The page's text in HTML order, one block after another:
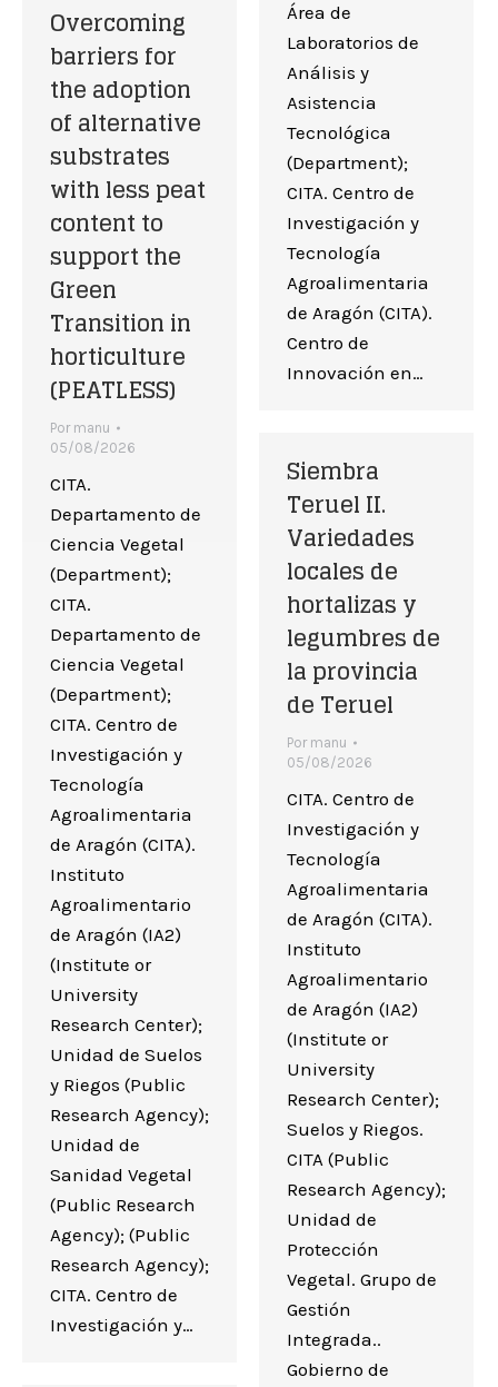
Área de
Laboratorios de
Análisis y
Asistencia
Tecnológica
(Department);
CITA. Centro de
Investigación y
Tecnología
Agroalimentaria
de Aragón (CITA).
Centro de
Innovación en…
Overcoming
barriers for
the adoption
of alternative
substrates
with less peat
content to
support the
Green
Transition in
horticulture
(PEATLESS)
Por manu
05/08/2026
CITA.
Departamento de
Ciencia Vegetal
(Department);
CITA.
Departamento de
Ciencia Vegetal
(Department);
CITA. Centro de
Investigación y
Tecnología
Agroalimentaria
de Aragón (CITA).
Instituto
Agroalimentario
de Aragón (IA2)
(Institute or
University
Research Center);
Unidad de Suelos
y Riegos (Public
Research Agency);
Unidad de
Sanidad Vegetal
(Public Research
Agency); (Public
Research Agency);
CITA. Centro de
Investigación y…
Siembra
Teruel II.
Variedades
locales de
hortalizas y
legumbres de
la provincia
de Teruel
Por manu
05/08/2026
CITA. Centro de
Investigación y
Tecnología
Agroalimentaria
de Aragón (CITA).
Instituto
Agroalimentario
de Aragón (IA2)
(Institute or
University
Research Center);
Suelos y Riegos.
CITA (Public
Research Agency);
Unidad de
Protección
Vegetal. Grupo de
Gestión
Integrada..
Gobierno de